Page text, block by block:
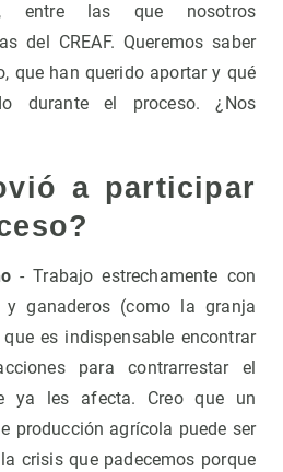
entre las que nosotros
del CREAF. Queremos saber
que han querido aportar y qué
durante el proceso. ¿Nos
a participar
- Trabajo estrechamente con
y ganaderos (como la granja
es indispensable encontrar
para contrarrestar el
ya les afecta. Creo que un
producción agrícola puede ser
crisis que padecemos porque